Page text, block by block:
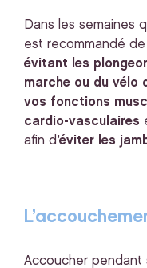
Dans les semaines
est recommandé de
évitant les
marche ou du vélo
vos fonctions
cardio-vasculaires
afin d ’éviter les
Accoucher pendant